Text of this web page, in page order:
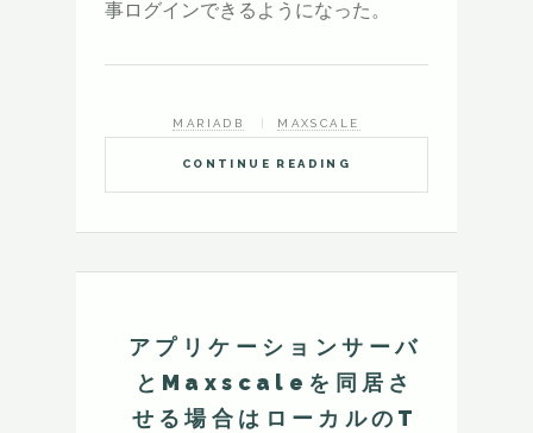
事ログインできるようになった。
CONTINUE READING
MARIADB MAXSCALE
アプリケーションサーバ
とMaxscaleを同居さ
せる場合はローカルのT